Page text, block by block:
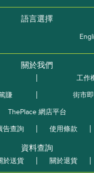
語言選擇
關於我們
工作
賺
街市
ThePlace 網店平台
告查詢 使用條款
資料查詢
於送貨 關於退貨